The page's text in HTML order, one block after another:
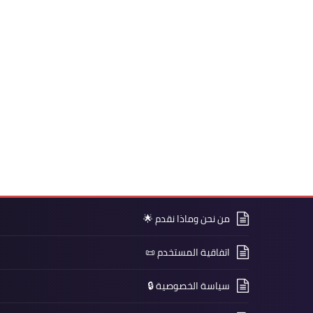
من نحن وماذا نقدم 🌟
اتفاقية المستخدم 📜
سياسة الخصوصية 🔒